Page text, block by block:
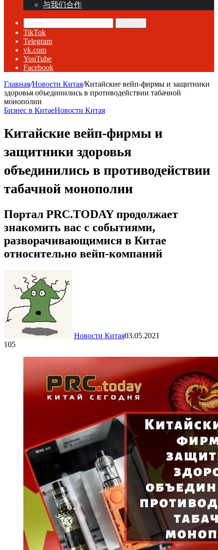
与我们合作
TikTok
Telegram
vk.com
YouTube
Facebook
Главная/Новости Китая/Китайские вейп-фирмы и защитники
здоровья объединились в противодействии табачной
монополии
Бизнес в КитаеНовости Китая
Китайские вейп-фирмы и
защитники здоровья
объединились в противодействии
табачной монополии
Портал PRC.TODAY продолжает
знакомить вас с событиями,
разворачивающимися в Китае
относительно вейп-компаний
Новости Китая03.05.2021
105